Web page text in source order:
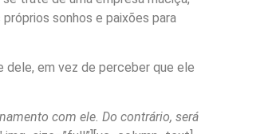
sonhos e paixões para
em vez de perceber que ele
com ele. Do contrário, será